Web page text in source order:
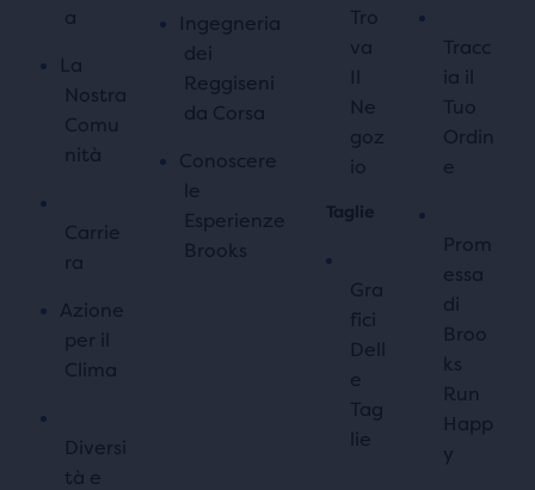
a
La
Nostra
Comu
nità
Carrie
ra
Azione
per il
Clima
Diversi
tà e
Ingegneria
dei
Reggiseni
da Corsa
Conoscere
le
Esperienze
Brooks
Tro
va
Il
Ne
goz
io
Taglie
Gra
fici
Dell
e
Tag
lie
Tracc
ia il
Tuo
Ordin
e
Prom
essa
di
Broo
ks
Run
Happ
y